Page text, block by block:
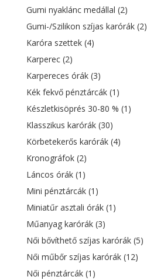
Gumi nyaklánc medállal (2)
Gumi-/Szilikon szíjas karórák (2)
Karóra szettek (4)
Karperec (2)
Karpereces órák (3)
Kék fekvő pénztárcák (1)
Készletkisöprés 30-80 % (1)
Klasszikus karórák (30)
Körbetekerős karórák (4)
Kronográfok (2)
Láncos órák (1)
Mini pénztárcák (1)
Miniatűr asztali órák (1)
Műanyag karórák (3)
Női bővíthető szíjas karórák (5)
Női műbőr szíjas karórák (12)
Női pénztárcák (1)